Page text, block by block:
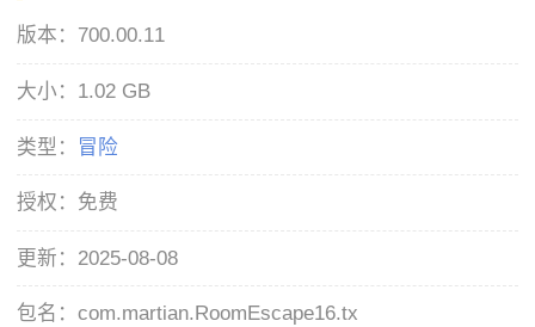
版本： 700.00.11
大小： 1.02 GB
类型： 冒险
授权： 免费
更新： 2025-08-08
包名：com.martian.RoomEscape16.tx